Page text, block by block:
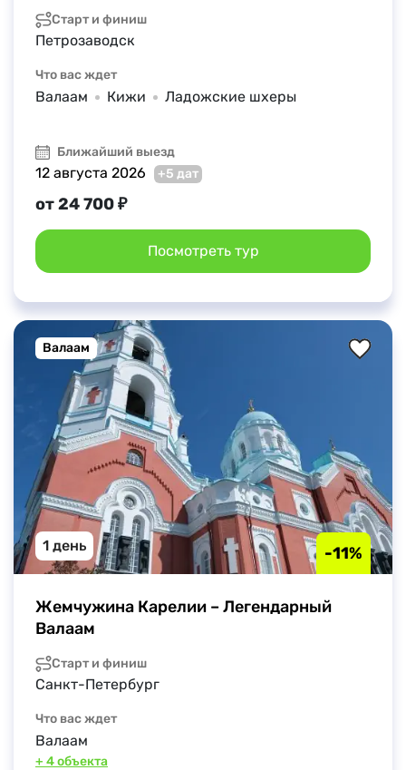
Старт и финиш
Петрозаводск
Что вас ждет
Валаам Кижи Ладожские шхеры
Ближайший выезд
12 августа 2026 +5 дат
от 24 700 ₽
Посмотреть тур
Валаам
1 день -11%
Жемчужина Карелии – Легендарный
Валаам
Старт и финиш
Санкт-Петербург
Что вас ждет
Валаам
+ 4 объекта